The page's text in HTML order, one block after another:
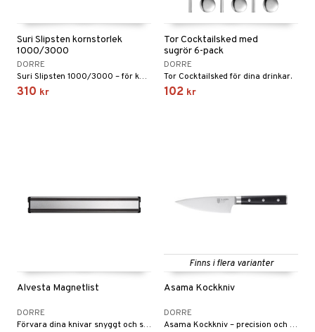
Suri Slipsten kornstorlek
1000/3000
DORRE
Suri Slipsten 1000/3000 – för knivar som förtjänar skärpa i världsklass.
310 kr
Tor Cocktailsked med
sugrör 6-pack
DORRE
Tor Cocktailsked för dina drinkar.
102 kr
Alvesta Magnetlist
DORRE
Förvara dina knivar snyggt och säkert med magnetlisten Alvesta.
Finns i flera varianter
Asama Kockkniv
DORRE
Asama Kockkniv – precision och komfort i varje snitt.